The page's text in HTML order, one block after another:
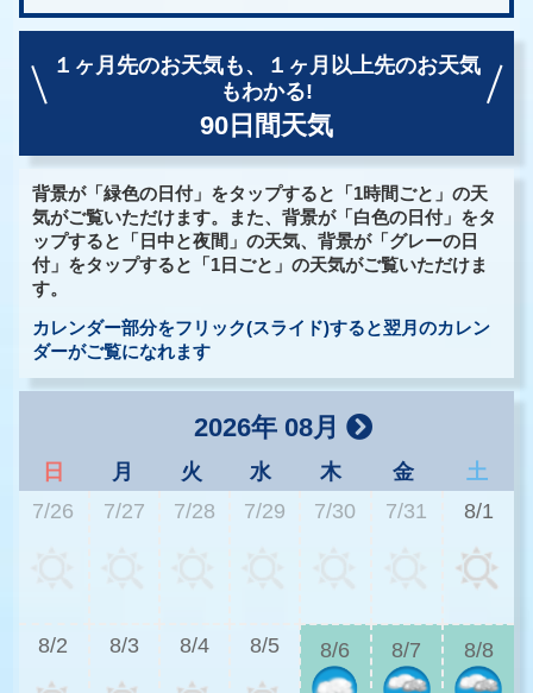
１ヶ月先のお天気も、
１ヶ月以上先のお天気
もわかる!
90日間天気
背景が「緑色の日付」をタップすると「1時間ごと」の天
気がご覧いただけます。また、背景が「白色の日付」をタ
ップすると「日中と夜間」の天気、背景が「グレーの日
付」をタップすると「1日ごと」の天気がご覧いただけま
す。
カレンダー部分をフリック(スライド)すると翌月のカレン
ダーがご覧になれます
2026年 08月
日 月 火 水 木 金
土
7/26
7/27 7/28 7/29 7/30 7/31 8/1
8/2 8/3 8/4 8/5 8/6 8/7 8/8